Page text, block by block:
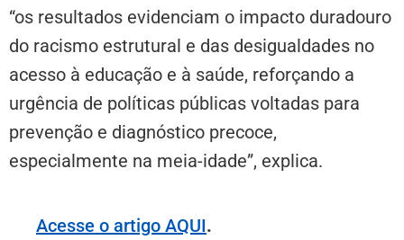
“os resultados evidenciam o impacto duradouro
do racismo estrutural e das desigualdades no
acesso à educação e à saúde, reforçando a
urgência de políticas públicas voltadas para
prevenção e diagnóstico precoce,
especialmente na meia-idade”, explica.
Acesse o artigo AQUI.